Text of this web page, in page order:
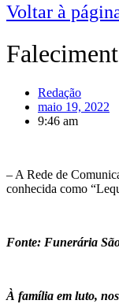
Voltar à
Redação
maio 19, 2022
9:46 am
– A Rede de
conhecida como
Fonte: Funerária
À família em luto,